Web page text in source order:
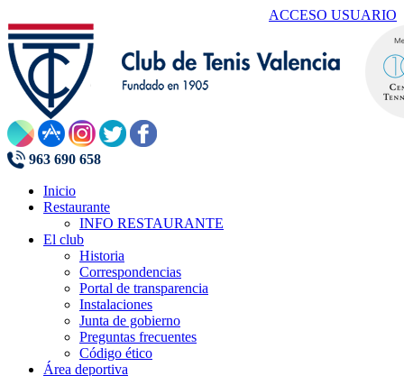
ACCESO USUARIO
963 690 658
Inicio
Restaurante
INFO RESTAURANTE
El club
Historia
Correspondencias
Portal de transparencia
Instalaciones
Junta de gobierno
Preguntas frecuentes
Código ético
Área deportiva